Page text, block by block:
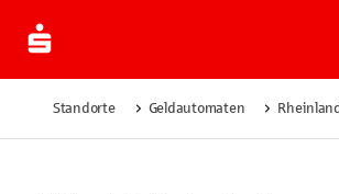
Standorte Geldautomaten